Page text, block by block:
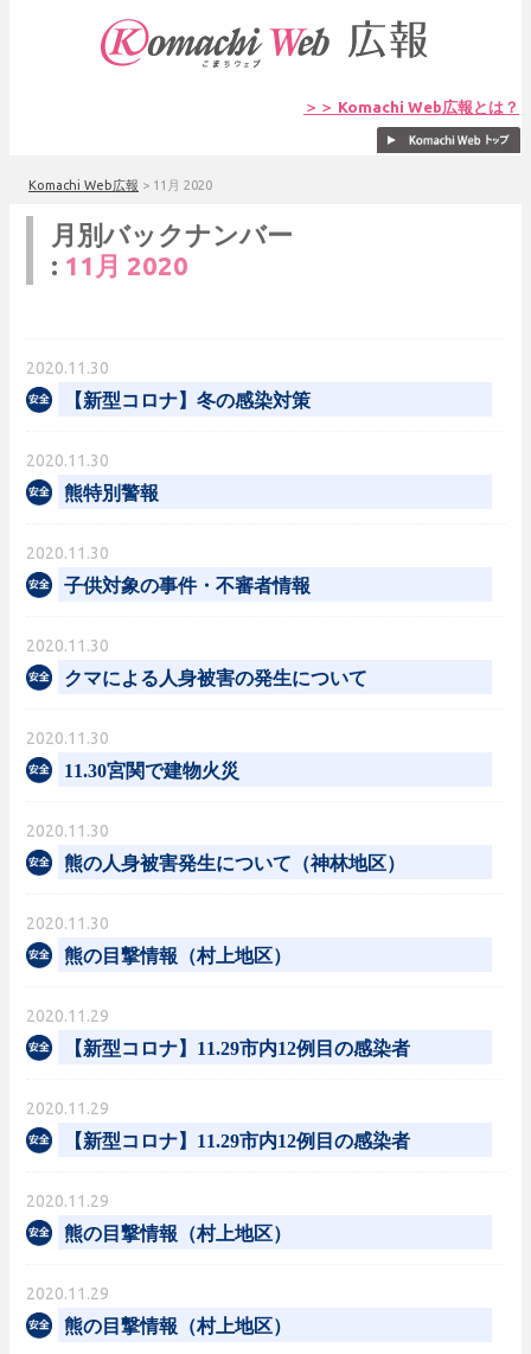
＞＞ Komachi Web広報とは？
Komachi Web広報 > 11月 2020
月別バックナンバー
: 11月 2020
2020.11.30
【新型コロナ】冬の感染対策
2020.11.30
熊特別警報
2020.11.30
子供対象の事件・不審者情報
2020.11.30
クマによる人身被害の発生について
2020.11.30
11.30宮関で建物火災
2020.11.30
熊の人身被害発生について（神林地区）
2020.11.30
熊の目撃情報（村上地区）
2020.11.29
【新型コロナ】11.29市内12例目の感染者
2020.11.29
【新型コロナ】11.29市内12例目の感染者
2020.11.29
熊の目撃情報（村上地区）
2020.11.29
熊の目撃情報（村上地区）